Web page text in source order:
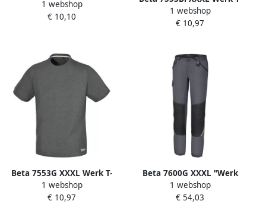
Sneaker Sokken 074270002
1 webshop
€ 10,10
Shirt | Blauw 075530306
1 webshop
€ 10,97
Beta 7553G XXXL Werk T-
Shirt | Melange Grijs
075530406
1 webshop
€ 10,97
Beta 7600G XXXL "Werk
Trekking" Broeken
076000006
1 webshop
€ 54,03